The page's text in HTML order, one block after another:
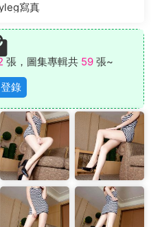
寫真
張，圖集專輯共 59張~
錄